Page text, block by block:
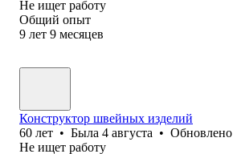
Не ищет работу
Общий опыт
9 лет 9 месяцев
Конструктор швейных изделий
60 лет • Была 4 августа • Обновлено
Не ищет работу